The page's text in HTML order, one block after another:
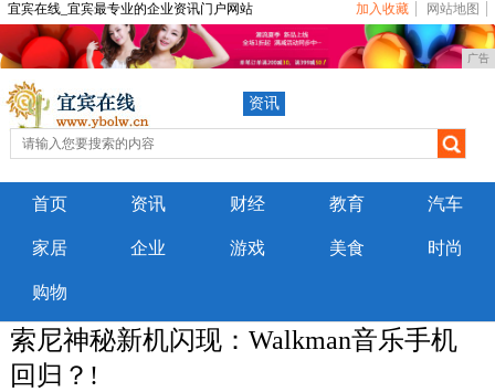
宜宾在线_宜宾最专业的企业资讯门户网站 加入收藏 网站地图
广告
资讯
首页 资讯 财经 教育 汽车
家居 企业 游戏 美食 时尚
购物
索尼神秘新机闪现：Walkman音乐手机
回归？!